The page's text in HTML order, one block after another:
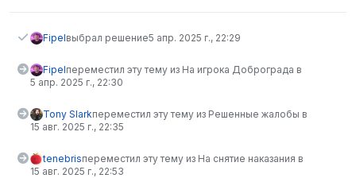
Fipelвыбрал решение5 апр. 2025 г., 22:29
Fipelпереместил эту тему из На игрока Доброграда в
5 апр. 2025 г., 22:30
Tony Slarkпереместил эту тему из Решенные жалобы в
15 авг. 2025 г., 22:35
tenebrisпереместил эту тему из На снятие наказания в
15 авг. 2025 г., 22:53